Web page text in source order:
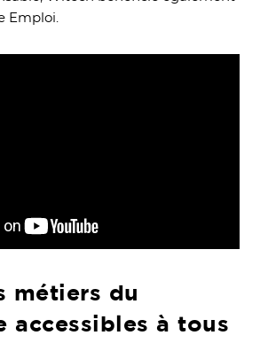
Emploi.
métiers du
accessibles à tous